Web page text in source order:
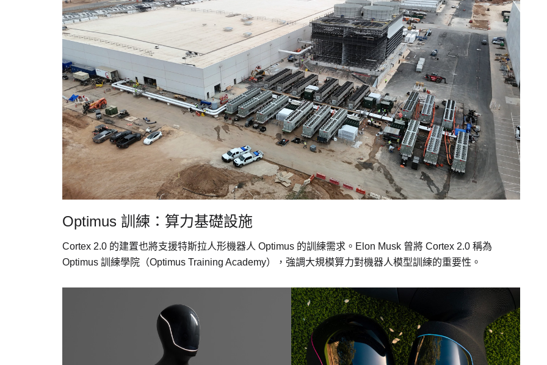
Optimus 訓練：算力基礎設施
Cortex 2.0 的建置也將支援特斯拉人形機器人 Optimus 的訓練需求。Elon Musk 曾將 Cortex 2.0 稱為
Optimus 訓練學院（Optimus Training Academy），強調大規模算力對機器人模型訓練的重要性。